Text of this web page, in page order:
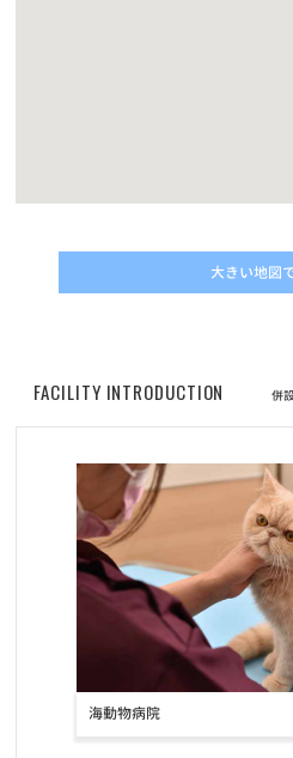
お知らせ
価格改定に伴うフード定期サービスのお
2022/04/30 お知らせ
プレミアムペットフードELMOシリーズ
げ）のお知らせ
2022/02/01 お知らせ
フード定期配送サービス 新商品「
お知らせ
ワンちゃんネコちゃんのための休憩時間
大きい地図
FACILITY INTRODUCTION 併
海動物病院